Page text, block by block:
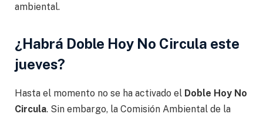
ambiental.
¿Habrá Doble Hoy No Circula este
jueves?
Hasta el momento no se ha activado el Doble Hoy No
Circula. Sin embargo, la Comisión Ambiental de la